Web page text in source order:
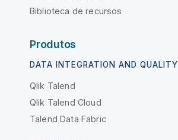
Biblioteca de recursos
Produtos
DATA INTEGRATION AND QUALITY
Qlik Talend
Qlik Talend Cloud
Talend Data Fabric